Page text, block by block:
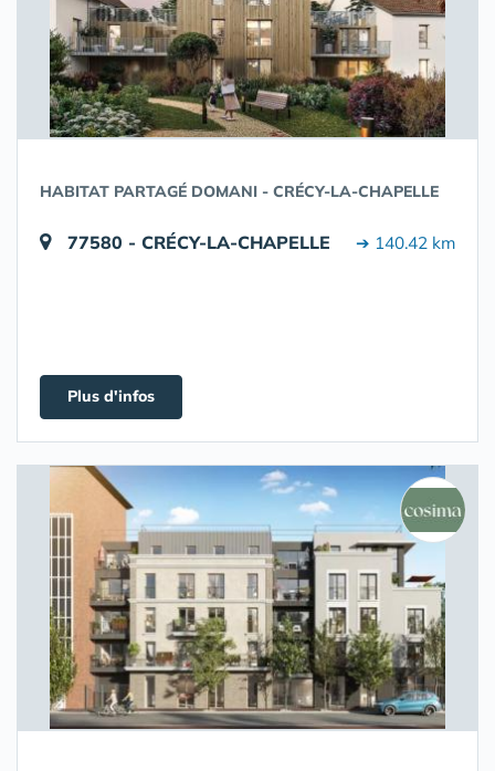
HABITAT PARTAGÉ DOMANI - CRÉCY-LA-CHAPELLE
77580 - CRÉCY-LA-CHAPELLE ➔ 140.42 km
Plus d'infos